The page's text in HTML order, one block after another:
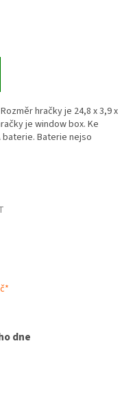
hračky je 24,8 x 3,9 x
je window box. Ke
Baterie nejso
dne